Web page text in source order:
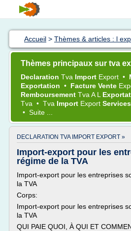
Accueil > Thèmes & articles : l
Thèmes principaux sur tva
Declaration Tva Import Export •
Exportation • Facture Vente
Remboursement Tva A L
Tva • Tva Import Export Services
• Suite ...
DECLARATION TVA IMPORT EXPORT »
Import-export pour les
régime de la TVA
Import-export pour les entreprises
la TVA
Corps:
Import-export pour les entreprises
la TVA
QUI PAIE QUOI, À QUI ET